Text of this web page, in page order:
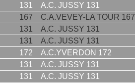
131 A.C. JUSSY 131
167 C.A.VEVEY-LA TOUR 167
131 A.C. JUSSY 131
131 A.C. JUSSY 131
172 A.C.YVERDON 172
131 A.C. JUSSY 131
131 A.C. JUSSY 131